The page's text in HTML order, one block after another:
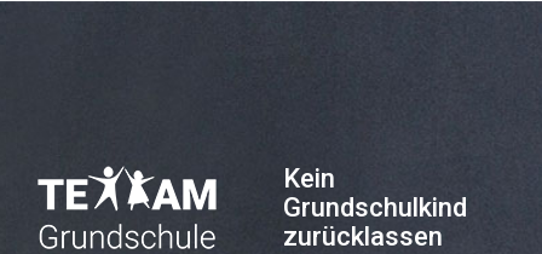
Kein
Grundschulkind
zurücklassen